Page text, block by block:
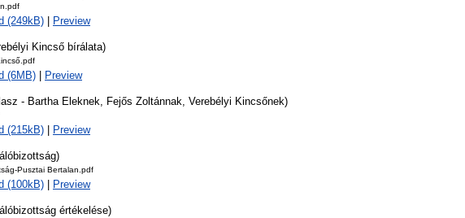
(249kB) Preview
Kincső bírálata)
(6MB) Preview
- Bartha Eleknek, Fejős Zoltánnak, Verebélyi Kincsőnek)
(215kB) Preview
Pusztai Bertalan.pdf
(100kB) Preview
értékelése)